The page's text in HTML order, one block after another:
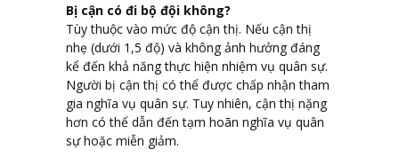
Bị cận có đi bộ đội không?
Tùy thuộc vào mức độ cận thị. Nếu cận thị
nhẹ (dưới 1,5 độ) và không ảnh hưởng đáng
kể đến khả năng thực hiện nhiệm vụ quân sự.
Người bị cận thị có thể được chấp nhận tham
gia nghĩa vụ quân sự. Tuy nhiên, cận thị nặng
hơn có thể dẫn đến tạm hoãn nghĩa vụ quân
sự hoặc miễn giảm.